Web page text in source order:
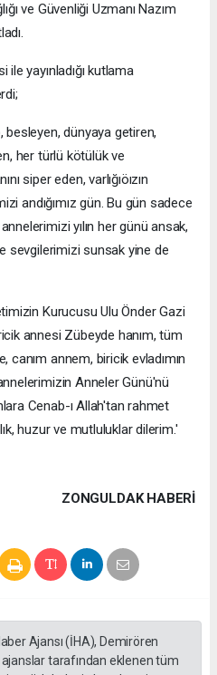
ve Güvenliği Uzmanı Nazım
yayınladığı kutlama
besleyen, dünyaya getiren,
her türlü kötülük ve
siper eden, varlığıöızın
andığımız gün. Bu gün sadece
yılın her günü ansak,
sevgilerimizi sunsak yine de
Kurucusu Ulu Önder Gazi
annesi Zübeyde hanım, tüm
annem, biricik evladımın
Anneler Günü'nü
Cenab-ı Allah'tan rahmet
huzur ve mutluluklar dilerim.'
ZONGULDAK HABERİ
Ajansı (İHA), Demirören
ajanslar tarafından eklenen tüm